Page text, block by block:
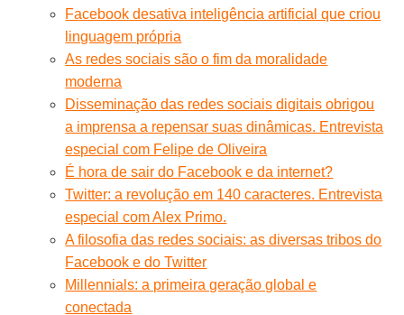
Facebook desativa inteligência artificial que criou
linguagem própria
As redes sociais são o fim da moralidade
moderna
Disseminação das redes sociais digitais obrigou
a imprensa a repensar suas dinâmicas. Entrevista
especial com Felipe de Oliveira
É hora de sair do Facebook e da internet?
Twitter: a revolução em 140 caracteres. Entrevista
especial com Alex Primo.
A filosofia das redes sociais: as diversas tribos do
Facebook e do Twitter
Millennials: a primeira geração global e
conectada